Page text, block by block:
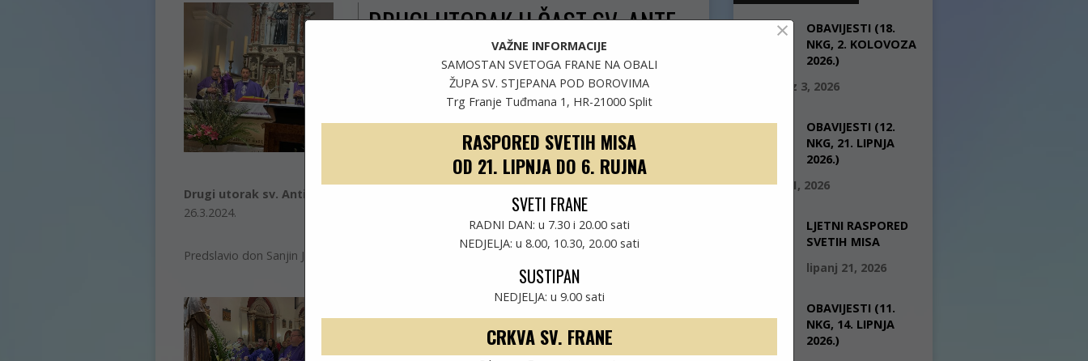
×
VAŽNE INFORMACIJE
SAMOSTAN SVETOGA FRANE NA OBALI
ŽUPA SV. STJEPANA POD BOROVIMA
Trg Franje Tuđmana 1, HR-21000 Split
RASPORED SVETIH MISA
OD 21. LIPNJA DO 6. RUJNA
SVETI FRANE
RADNI DAN: u 7.30 i 20.00 sati
NEDJELJA: u 8.00, 10.30, 20.00 sati
SUSTIPAN
NEDJELJA: u 9.00 sati
CRKVA SV. FRANE
DRUGI UTORAK U ČAST SV. ANTE
(26.3.2024.)
travanj 21, 2024 Nikola Novosti
Drugi utorak sv. Anti
26.3.2024.
Predslavio don Sanjin Jurić, salezijanac
OBAVIJESTI (18.
NKG, 2. KOLOVOZA
2026.)
kolovoz 3, 2026
OBAVIJESTI (12.
NKG, 21. LIPNJA
2026.)
lipanj 21, 2026
LJETNI RASPORED
SVETIH MISA
lipanj 21, 2026
OBAVIJESTI (11.
NKG, 14. LIPNJA
2026.)